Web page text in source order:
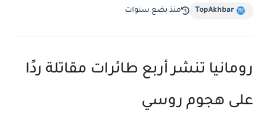
TopAkhbar منذ بضع سنوات
رومانيا تنشر أربع طائرات مقاتلة ردًا
على هجوم روسي